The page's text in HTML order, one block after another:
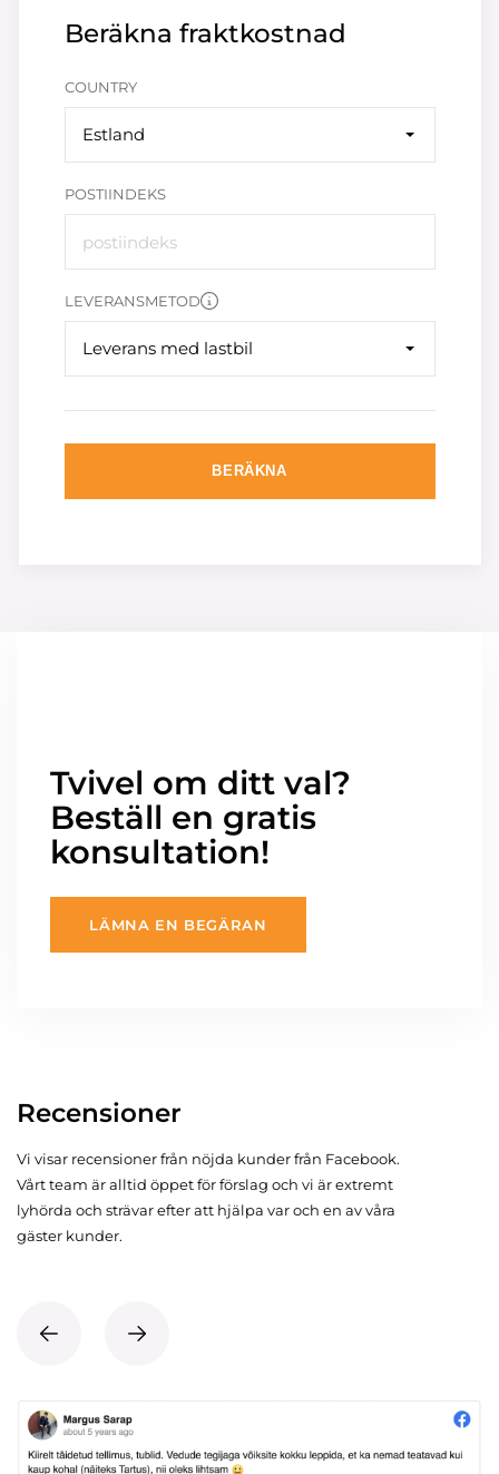
Beräkna fraktkostnad
COUNTRY
Estland
POSTIINDEKS
LEVERANSMETOD
Leverans med lastbil
BERÄKNA
Tvivel om ditt val?
Beställ en gratis
konsultation!
LÄMNA EN BEGÄRAN
Recensioner
Vi visar recensioner från nöjda kunder från Facebook.
Vårt team är alltid öppet för förslag och vi är extremt
lyhörda och strävar efter att hjälpa var och en av våra
gäster kunder.